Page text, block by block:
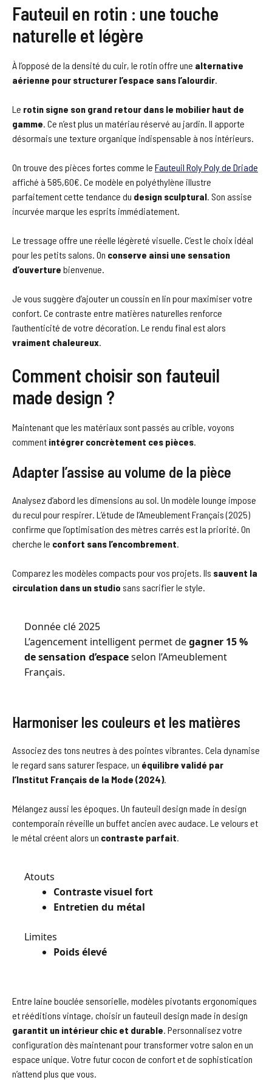
Fauteuil en rotin : une touche
naturelle et légère
À l’opposé de la densité du cuir, le rotin offre une alternative
aérienne pour structurer l’espace sans l’alourdir
Le rotin signe son grand retour dans le mobilier haut de
gamme . Ce n’est plus un matériau réservé au jardin. Il apporte
désormais une texture organique indispensable à nos intérieurs.
On trouve des pièces fortes comme le Fauteuil Roly Poly de Driade
affiché à 585,60€. Ce modèle en polyéthylène illustre
parfaitement cette tendance du design sculptural . Son assise
incurvée marque les esprits immédiatement.
Le tressage offre une réelle légèreté visuelle. C’est le choix idéal
pour les petits salons. On conserve ainsi une sensation
d’ouverture bienvenue.
Je vous suggère d’ajouter un coussin en lin pour maximiser votre
confort. Ce contraste entre matières naturelles renforce
l’authenticité de votre décoration. Le rendu final est alors
vraiment chaleureux
Comment choisir son fauteuil
made design ?
Maintenant que les matériaux sont passés au crible, voyons
comment intégrer concrètement ces pièces
Adapter l’assise au volume de la pièce
Analysez d’abord les dimensions au sol. Un modèle lounge impose
du recul pour respirer. L’étude de l’Ameublement Français (2025)
confirme que l’optimisation des mètres carrés est la priorité. On
cherche le confort sans l’encombrement
Comparez les modèles compacts pour vos projets. Ils sauvent la
circulation dans un studio sans sacrifier le style.
Donnée clé 2025
L’agencement intelligent permet degagner 15 %
de sensation d’espaceselon l’Ameublement
Français.
Harmoniser les couleurs et les matières
Associez des tons neutres à des pointes vibrantes. Cela dynamise
le regard sans saturer l’espace, un équilibre validé par
l’Institut Français de la Mode (2024).
Mélangez aussi les époques. Un fauteuil design made in design
contemporain réveille un buffet ancien avec audace. Le velours et
le métal créent alors un contraste parfait
Atouts
Contraste visuel fort
Entretien du métal
Limites
Poids élevé
Entre laine bouclée sensorielle, modèles pivotants ergonomiques
et rééditions vintage, choisir un fauteuil design made in design
garantit un intérieur chic et durable . Personnalisez votre
configuration dès maintenant pour transformer votre salon en un
espace unique. Votre futur cocon de confort et de sophistication
n’attend plus que vous.